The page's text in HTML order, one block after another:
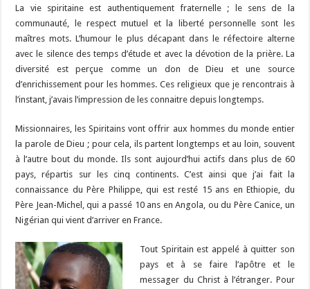
La vie spiritaine est authentiquement fraternelle ; le sens de la
communauté, le respect mutuel et la liberté personnelle sont les
maîtres mots. L’humour le plus décapant dans le réfectoire alterne
avec le silence des temps d’étude et avec la dévotion de la prière. La
diversité est perçue comme un don de Dieu et une source
d’enrichissement pour les hommes. Ces religieux que je rencontrais à
l’instant, j’avais l’impression de les connaitre depuis longtemps.
Missionnaires, les Spiritains vont offrir aux hommes du monde entier
la parole de Dieu ; pour cela, ils partent longtemps et au loin, souvent
à l’autre bout du monde. Ils sont aujourd’hui actifs dans plus de 60
pays, répartis sur les cinq continents. C’est ainsi que j’ai fait la
connaissance du Père Philippe, qui est resté 15 ans en Ethiopie, du
Père Jean-Michel, qui a passé 10 ans en Angola, ou du Père Canice, un
Nigérian qui vient d’arriver en France.
Tout Spiritain est appelé à quitter son
pays et à se faire l’apôtre et le
messager du Christ à l’étranger. Pour